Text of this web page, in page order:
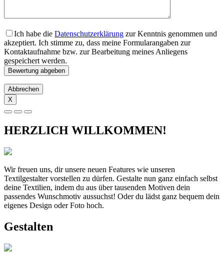
Ich habe die Datenschutzerklärung zur Kenntnis genommen und
akzeptiert. Ich stimme zu, dass meine Formularangaben zur
Kontaktaufnahme bzw. zur Bearbeitung meines Anliegens
gespeichert werden.
Abbrechen
X
HERZLICH WILLKOMMEN!
Wir freuen uns, dir unsere neuen Features wie unseren
Textilgestalter vorstellen zu dürfen. Gestalte nun ganz einfach selbst
deine Textilien, indem du aus über tausenden Motiven dein
passendes Wunschmotiv aussuchst! Oder du lädst ganz bequem dein
eigenes Design oder Foto hoch.
Gestalten